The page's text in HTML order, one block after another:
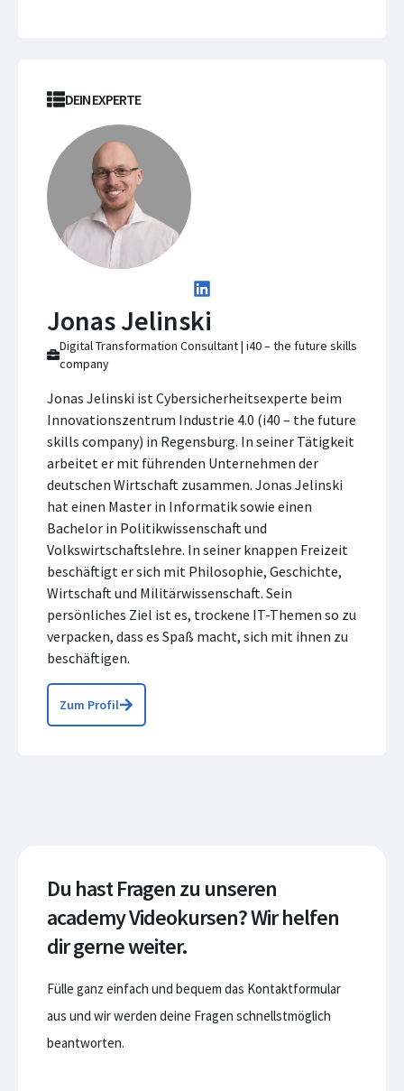
DEIN EXPERTE
Jonas Jelinski
Digital Transformation Consultant | i40 – the future skills
company
Jonas Jelinski ist Cybersicherheitsexperte beim
Innovationszentrum Industrie 4.0 (i40 – the future
skills company) in Regensburg. In seiner Tätigkeit
arbeitet er mit führenden Unternehmen der
deutschen Wirtschaft zusammen. Jonas Jelinski
hat einen Master in Informatik sowie einen
Bachelor in Politikwissenschaft und
Volkswirtschaftslehre. In seiner knappen Freizeit
beschäftigt er sich mit Philosophie, Geschichte,
Wirtschaft und Militärwissenschaft. Sein
persönliches Ziel ist es, trockene IT-Themen so zu
verpacken, dass es Spaß macht, sich mit ihnen zu
beschäftigen.
Zum Profil
Du hast Fragen zu unseren
academy Videokursen? Wir helfen
dir gerne weiter.
Fülle ganz einfach und bequem das Kontaktformular
aus und wir werden deine Fragen schnellstmöglich
beantworten.